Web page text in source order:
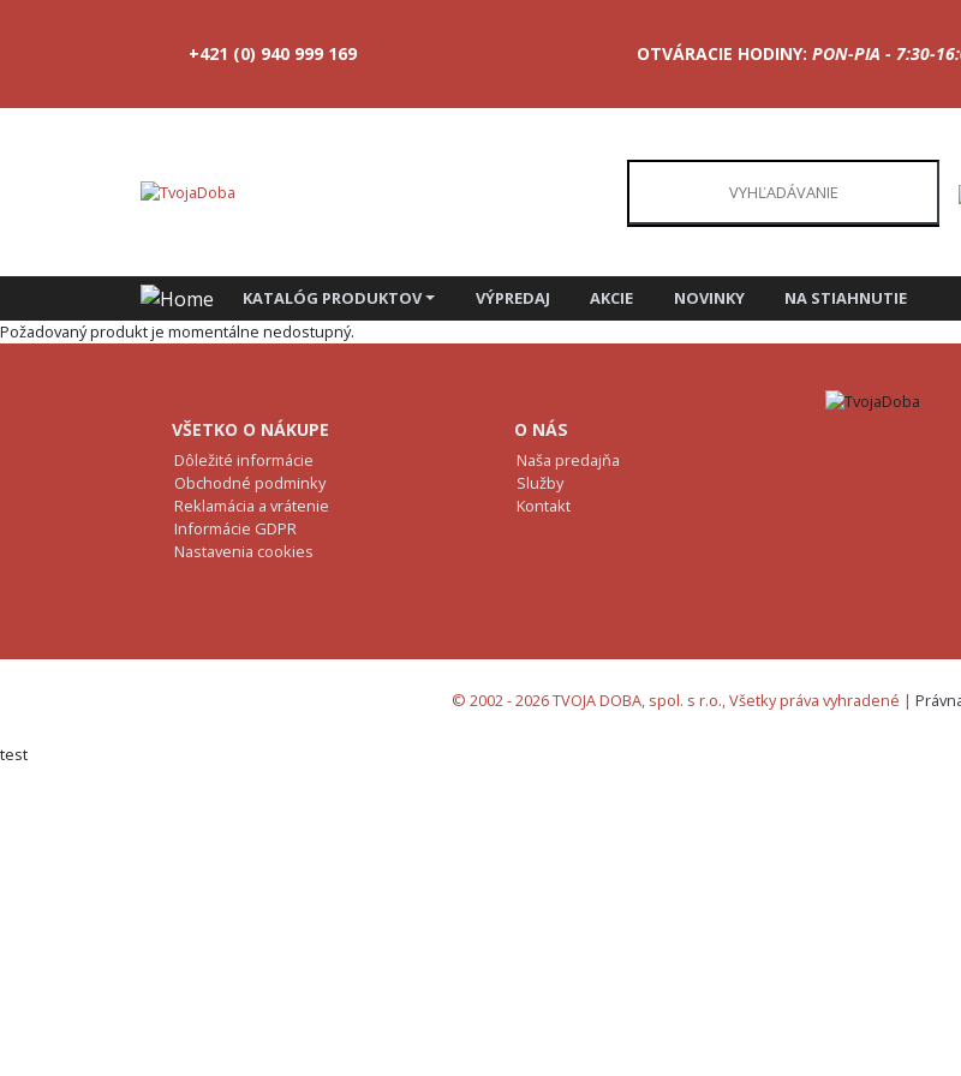
+421 (0) 940 999 169 OTVÁRACIE HODINY: PON-PIA - 7:30-
KATALÓG PRODUKTOV VÝPREDAJ AKCIE NOVINKY NA STIAHNUTIE
Požadovaný produkt je momentálne nedostupný.
VŠETKO O NÁKUPE
Dôležité informácie
Obchodné podminky
Reklamácia a vrátenie
Informácie GDPR
Nastavenia cookies
O NÁS
Naša predajňa
Služby
Kontakt
© 2002 - 2026 TVOJA DOBA, spol. s r.o., Všetky práva vyhradené |
test